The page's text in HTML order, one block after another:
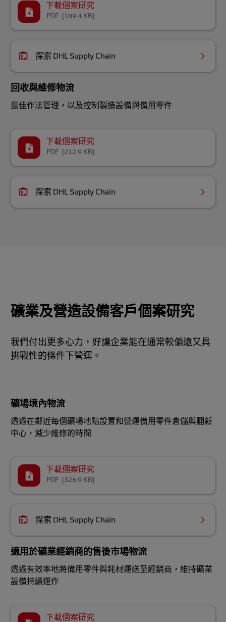
下載個案研究
(189.4 KB)
PDF
探索 DHL Supply Chain
回收與維修物流
最佳作法管理，以及控制製造設備與備用零件
下載個案研究
(212.9 KB)
PDF
探索 DHL Supply Chain
礦業及營造設備客戶個案研究
我們付出更多心力，好讓企業能在通常較偏遠又具
挑戰性的條件下營運。
礦場境內物流
透過在鄰近每個礦場地點設置和營運備用零件倉儲與翻新
中心，減少維修的時間
下載個案研究
(326.9 KB)
PDF
探索 DHL Supply Chain
適用於礦業經銷商的售後市場物流
透過有效率地將備用零件與耗材運送至經銷商，維持礦業
設備持續運作
下載個案研究